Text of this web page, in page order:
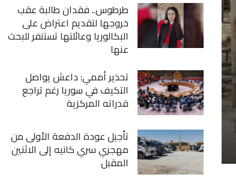
طرطوس.. فقدان طالبة عقب
خروجها لتقديم اعتراض على
البكالوريا وعائلتها تستنفر للبحث
عنها
تحذير أممي: داعش يواصل
التكيف في سوريا رغم تراجع
قدراته المركزية
تأجيل عودة الدفعة الأولى من
مهجري سري كانيه إلى الاثنين
المقبل